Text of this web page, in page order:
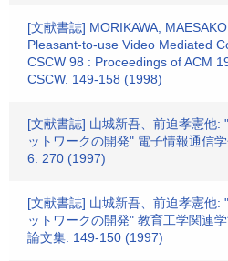
[文献書誌] MORIKAWA,
Pleasant-to-use Video Mediated
CSCW 98 : Proceedings of ACM
CSCW. 149-158 (1998)
[文献書誌] 山城新吾、前迫孝憲他:
ットワークの開発" 電子情報通信
6. 270 (1997)
[文献書誌] 山城新吾、前迫孝憲他:
ットワークの開発" 教育工学関連
論文集. 149-150 (1997)